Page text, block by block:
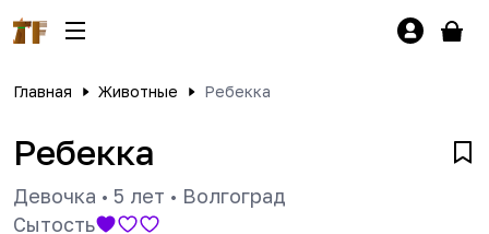
Главная Животные Ребекка
Ребекка
Девочка • 5 лет • Волгоград
Сытость